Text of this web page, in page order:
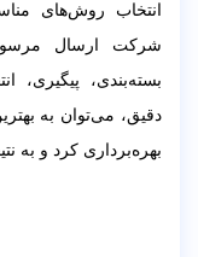
انتخاب روش‌های
شرکت ارسال
بسته‌بندی،
دقیق، می‌توان به
بهره‌برداری کرد و به